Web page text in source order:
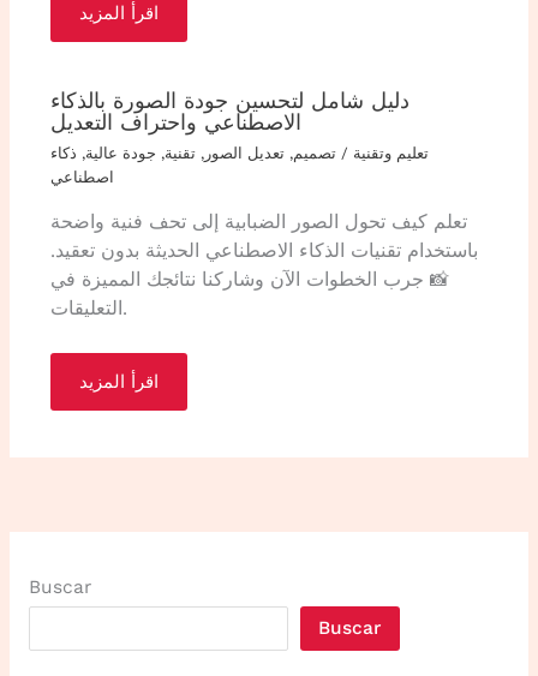
اقرأ المزيد
دليل شامل لتحسين جودة الصورة بالذكاء
الاصطناعي واحتراف التعديل
تعليم وتقنية /تصميم,تعديل الصور,تقنية, جودة عالية, ذكاء
اصطناعي
تعلم كيف تحول الصور الضبابية إلى تحف فنية واضحة
باستخدام تقنيات الذكاء الاصطناعي الحديثة بدون تعقيد.
📸 جرب الخطوات الآن وشاركنا نتائجك المميزة في
التعليقات.
اقرأ المزيد
Buscar
Buscar